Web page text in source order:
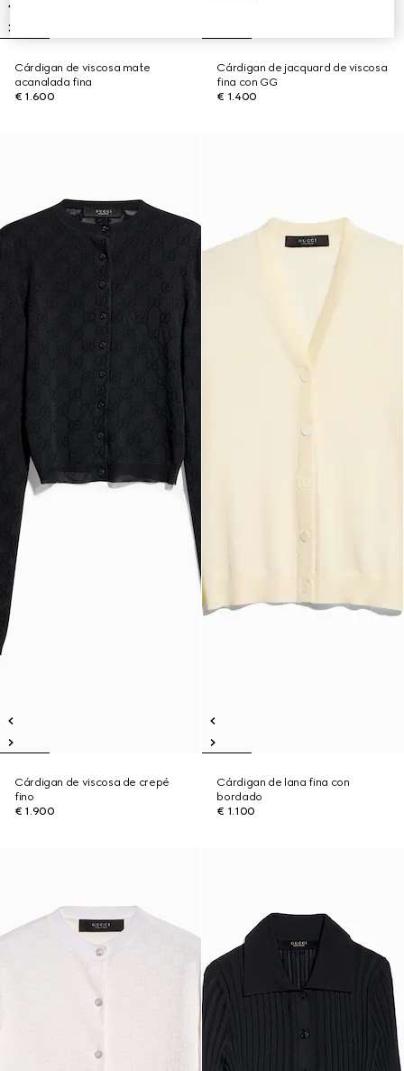
Cárdigan de viscosa mate
acanalada fina
€ 1.600
Cárdigan de jacquard de viscosa
fina con GG
€ 1.400
Cárdigan de viscosa de crepé
fino
€ 1.900
Cárdigan de lana fina con
bordado
€ 1.100